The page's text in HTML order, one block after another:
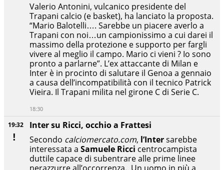
19:32
Inter su Ricci, occhio a Frattesi
Secondo calciomercato.com, l’Intersarebbe
interessata a Samuele Ricci centrocampista
duttile capace di subentrare alle prime linee
Valerio Antonini, vulcanico presidente del
Trapani calcio (e basket), ha lanciato la proposta.
“Mario Balotelli…. Sarebbe un piacere averlo a
Trapani con noi…un campionissimo a cui darei il
massimo della protezione e supporto per fargli
vivere al meglio il campo. Mario ci vieni ? Io sono
pronto a parlarne”. L’ex attaccante di Milan e
Inter è in procinto di salutare il Genoa a gennaio
a causa dell’incompatibilità con il tecnico Patrick
Vieira. Il Trapani milita nel girone C di Serie C.
18:30